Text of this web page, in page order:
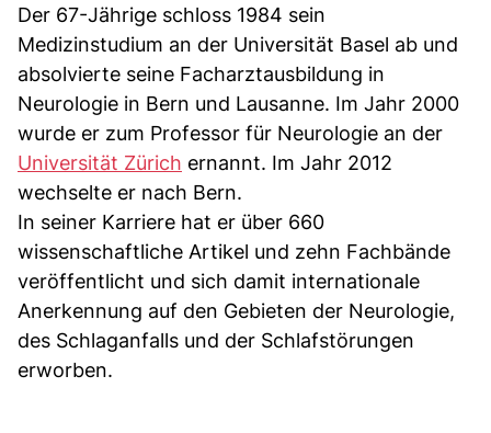
Der 67-Jährige schloss 1984 sein
Medizinstudium an der Universität Basel ab und
absolvierte seine Facharztausbildung in
Neurologie in Bern und Lausanne. Im Jahr 2000
wurde er zum Professor für Neurologie an der
Universität Zürich ernannt. Im Jahr 2012
wechselte er nach Bern.
In seiner Karriere hat er über 660
wissenschaftliche Artikel und zehn Fachbände
veröffentlicht und sich damit internationale
Anerkennung auf den Gebieten der Neurologie,
des Schlaganfalls und der Schlafstörungen
erworben.